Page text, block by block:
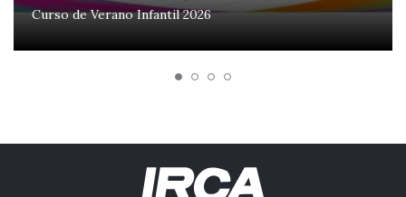
Curso de Verano Infantil 2026